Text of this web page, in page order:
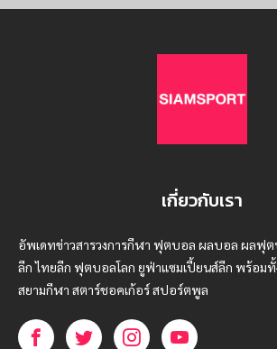
เกี่ยวกับเรา
อัพเดทข่าวสารวงการกีฬา ฟุตบอล ผลบอล ผลฟุต
ลีก ไทยลีก ฟุตบอลโลก ยูฟ่าแซมเปี้ยนส์ลีก พร้อมทั้
สยามกีฬา สตาร์ชอคเก้อร์ สปอร์ตพูล